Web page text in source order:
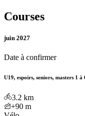
Courses
juin 2027
Date à confirmer
U19, espoirs, seniors, masters 1 à
3.2 km
+90 m